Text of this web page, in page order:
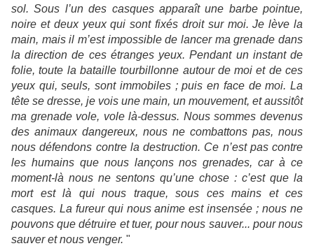
sol. Sous l’un des casques apparaît une barbe pointue,
noire et deux yeux qui sont fixés droit sur moi. Je lève la
main, mais il m’est impossible de lancer ma grenade dans
la direction de ces étranges yeux. Pendant un instant de
folie, toute la bataille tourbillonne autour de moi et de ces
yeux qui, seuls, sont immobiles ; puis en face de moi. La
tête se dresse, je vois une main, un mouvement, et aussitôt
ma grenade vole, vole là-dessus. Nous sommes devenus
des animaux dangereux, nous ne combattons pas, nous
nous défendons contre la destruction. Ce n’est pas contre
les humains que nous lançons nos grenades, car à ce
moment-là nous ne sentons qu’une chose : c’est que la
mort est là qui nous traque, sous ces mains et ces
casques. La fureur qui nous anime est insensée ; nous ne
pouvons que détruire et tuer, pour nous sauver... pour nous
sauver et nous venger. "